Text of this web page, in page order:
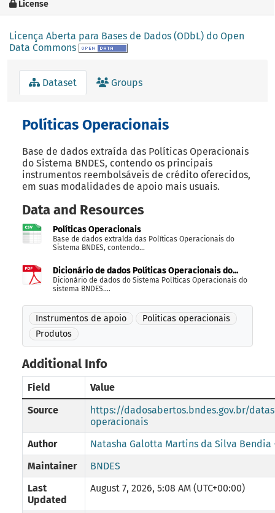
License
Licença Aberta para Bases de Dados (ODbL) do Open
Data Commons
Dataset Groups
Políticas Operacionais
Base de dados extraída das Políticas Operacionais
do Sistema BNDES, contendo os principais
instrumentos reembolsáveis de crédito oferecidos,
em suas modalidades de apoio mais usuais.
Data and Resources
Políticas Operacionais
Base de dados extraída das Políticas Operacionais do
Sistema BNDES, contendo...
Dicionário de dados Políticas Operacionais do...
Dicionário de dados do Sistema Políticas Operacionais do
sistema BNDES....
Instrumentos de apoio
Politicas operacionais
Produtos
Additional Info
Field
Value
Source
https://dadosabertos.bndes.gov.br/
operacionais
Author
Natasha Galotta Martins da Silva Bendia -
Maintainer
BNDES
Last
Updated
August 7, 2026, 5:08 AM (UTC+00:00)